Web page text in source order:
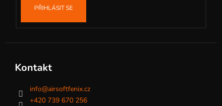
PŘIHLÁSIT SE
Kontakt
info@airsoftfenix.cz
+420 739 670 256